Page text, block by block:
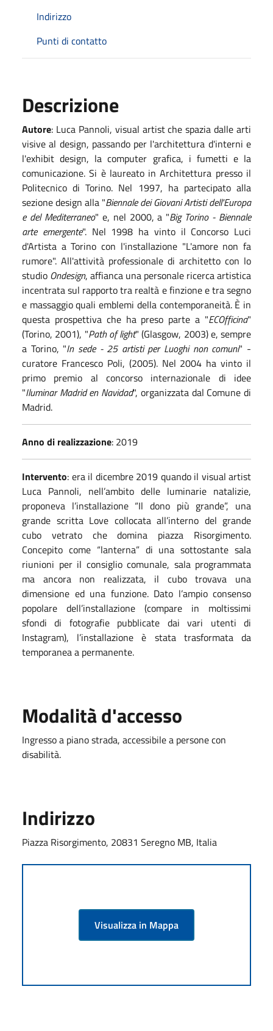
Indirizzo
Punti di contatto
Descrizione
Autore: Luca Pannoli, visual artist che spazia dalle arti
visive al design, passando per l'architettura d'interni e
l'exhibit design, la computer grafica, i fumetti e la
comunicazione. Si è laureato in Architettura presso il
Politecnico di Torino. Nel 1997, ha partecipato alla
sezione design alla "Biennale dei Giovani Artisti dell'Europa
e del Mediterraneo" e, nel 2000, a "Big Torino - Biennale
arte emergente". Nel 1998 ha vinto il Concorso Luci
d'Artista a Torino con l'installazione "L'amore non fa
rumore". All'attività professionale di architetto con lo
studio Ondesign, affianca una personale ricerca artistica
incentrata sul rapporto tra realtà e finzione e tra segno
e massaggio quali emblemi della contemporaneità. È in
questa prospettiva che ha preso parte a "ECOfficina"
(Torino, 2001), "Path of light" (Glasgow, 2003) e, sempre
a Torino, "In sede - 25 artisti per Luoghi non comuni" -
curatore Francesco Poli, (2005). Nel 2004 ha vinto il
primo premio al concorso internazionale di idee
"Iluminar Madrid en Navidad", organizzata dal Comune di
Madrid.
Anno di realizzazione: 2019
Intervento: era il dicembre 2019 quando il visual artist
Luca Pannoli, nell’ambito delle luminarie natalizie,
proponeva l’installazione “Il dono più grande”, una
grande scritta Love collocata all’interno del grande
cubo vetrato che domina piazza Risorgimento.
Concepito come “lanterna” di una sottostante sala
riunioni per il consiglio comunale, sala programmata
ma ancora non realizzata, il cubo trovava una
dimensione ed una funzione. Dato l’ampio consenso
popolare dell’installazione (compare in moltissimi
sfondi di fotografie pubblicate dai vari utenti di
Instagram), l’installazione è stata trasformata da
temporanea a permanente.
Modalità d'accesso
Ingresso a piano strada, accessibile a persone con
disabilità.
Indirizzo
Piazza Risorgimento, 20831 Seregno MB, Italia
Visualizza in Mappa